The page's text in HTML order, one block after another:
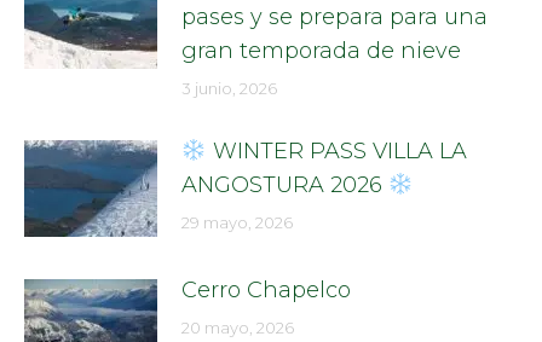
pases y se prepara para una
gran temporada de nieve
3 junio, 2026
WINTER PASS VILLA LA
ANGOSTURA 2026
29 mayo, 2026
Cerro Chapelco
20 mayo, 2026